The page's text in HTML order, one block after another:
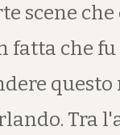
scene
fatta che
Tra